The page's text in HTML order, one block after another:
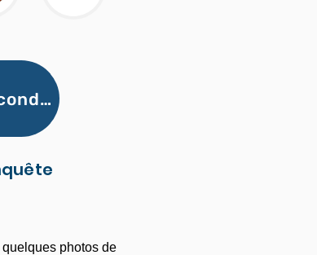
Enquête générale sur l'inventaire des conduites d'eau
photos de